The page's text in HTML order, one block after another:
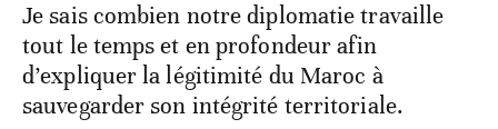
Je sais combien notre diplomatie travaille
tout le temps et en profondeur afin
d’expliquer la légitimité du Maroc à
sauvegarder son intégrité territoriale.